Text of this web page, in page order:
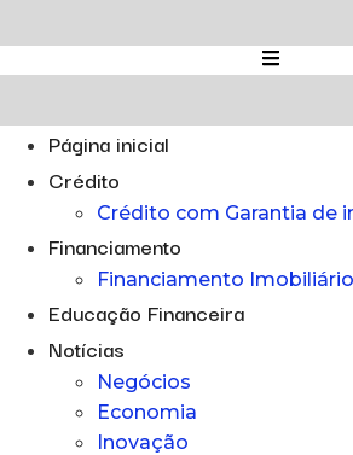
para
o
Página inicial
Crédito
Crédito com Garantia de
Financiamento
Financiamento Imobiliário
Educação Financeira
Notícias
Negócios
Economia
Inovação